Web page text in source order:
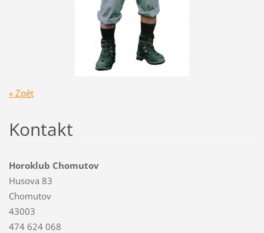
« Zpět
Kontakt
Horoklub Chomutov
Husova 83
Chomutov
43003
474 624 068